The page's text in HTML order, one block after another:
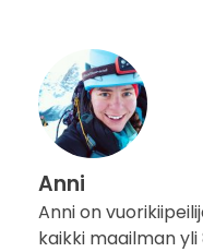
Anni
Anni on
kaikki maailman